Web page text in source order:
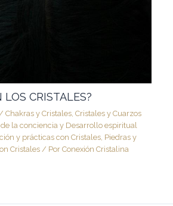
CRISTALES?
Chakras y Cristales,Cristales y Cuarzos
la conciencia y Desarrollo espiritual
y prácticas con Cristales, Piedras y
Cristales/ PorConexión Cristalina